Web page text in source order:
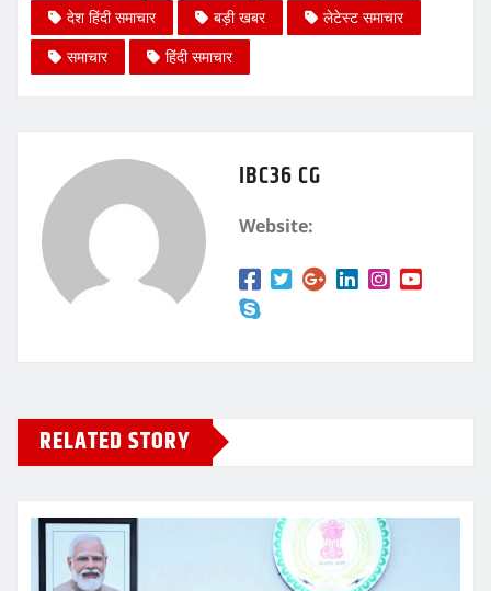
देश हिंदी समाचार
बड़ी खबर
लेटेस्ट समाचार
समाचार
हिंदी समाचार
IBC36 CG
Website:
RELATED STORY